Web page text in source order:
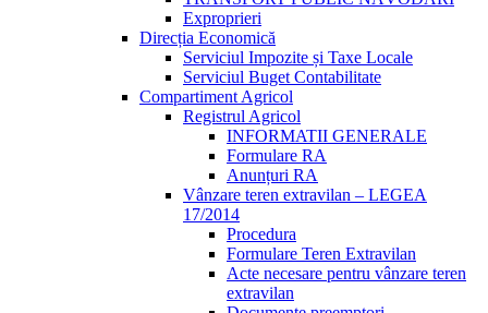
Exproprieri
Direcția Economică
Serviciul Impozite și Taxe Locale
Serviciul Buget Contabilitate
Compartiment Agricol
Registrul Agricol
INFORMATII GENERALE
Formulare RA
Anunțuri RA
Vânzare teren extravilan – LEGEA
17/2014
Procedura
Formulare Teren Extravilan
Acte necesare pentru vânzare teren
extravilan